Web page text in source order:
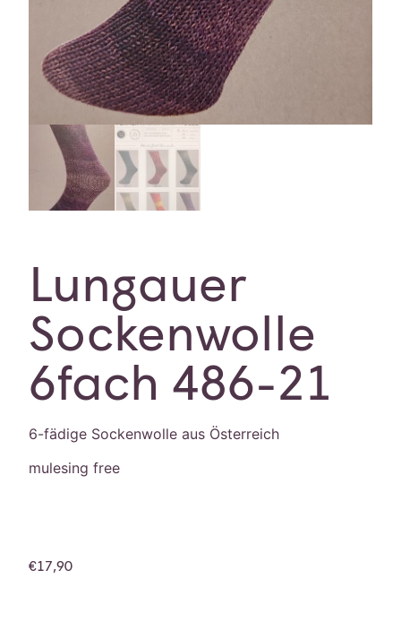
Lungauer
Sockenwolle
6fach 486-21
6-fädige Sockenwolle aus Österreich
mulesing free
€17,90